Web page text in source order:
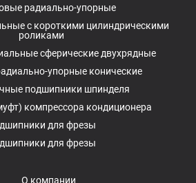
радиально-упорные
с короткими цилиндрическими
роликами
сферические двухрядные
упорные конические
подшипники шпинделя
компрессора кондиционера
для фрезы
для фрезы
О компании